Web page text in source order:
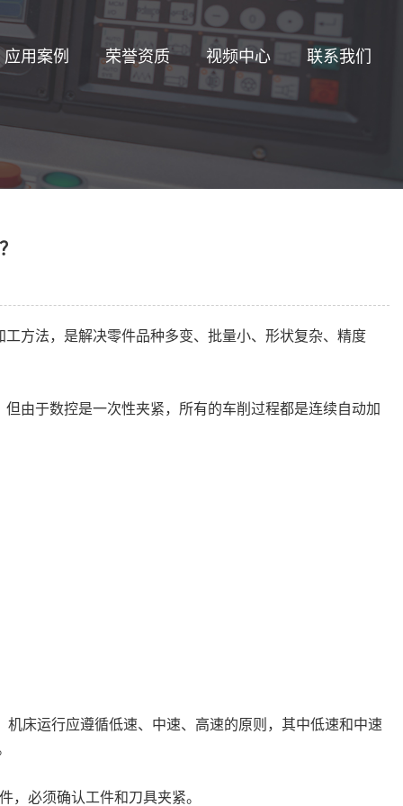
应用案例 荣誉资质 视频中心 联系我们
方法，是解决零件品种多变、批量小、形状复杂、精度
由于数控是一次性夹紧，所有的车削过程都是连续自动加
床运行应遵循低速、中速、高速的原则，其中低速和中速
，必须确认工件和刀具夹紧。